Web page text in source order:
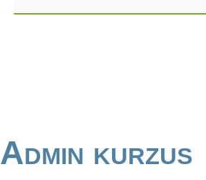
Admin kurzus